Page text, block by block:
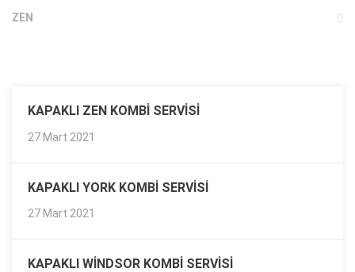
ZEN
KAPAKLI ZEN KOMBI SERVISI
27 Mart 2021
KAPAKLI YORK KOMBI SERVISI
27 Mart 2021
KAPAKLI WINDSOR KOMBI SERVISI